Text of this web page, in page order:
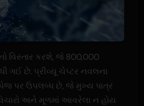
વિસ્તાર કરશે, જે 800,000
ગઈ છે. પ્રીવ્યૂ ચેપ્ટર નવલના
પર ઉપલબ્ધ છે, જે મુખ્ય પાત્ર
અને મૂળમાં આવરેલા ન હોય